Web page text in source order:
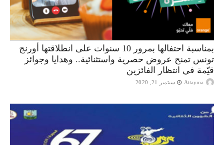
بمناسبة احتفالها بمرور 10 سنوات على انطلاقتها أورنج
تونس تمنح عروض حصرية واستثنائية.. وهدايا وجوائز
قيّمة في انتظار الفائزين
Attayma سبتمبر 21, 2020